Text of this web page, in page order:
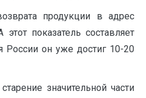
продукции в адрес
показатель составляет
России он уже достиг 10-20
значительной части